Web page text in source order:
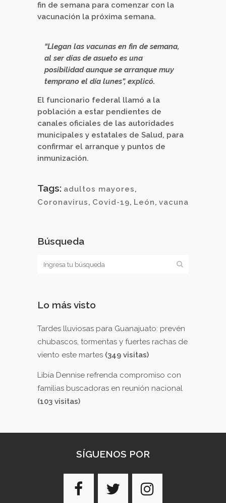
fin de semana para comenzar con la
vacunación la próxima semana.
“Llegan las vacunas en fin de semana,
al ser días de asueto es una
posibilidad aunque se arranque muy
temprano el día lunes”, explicó.
El funcionario federal llamó a la
población a estar pendientes de
canales oficiales de las autoridades
municipales y estatales de Salud, para
confirmar el arranque y puntos de
inmunización.
Tags: adultos mayores,
Coronavirus, Covid-19, León, vacuna
Búsqueda
Lo más visto
Tardes lluviosas para Guanajuato: prevén
chubascos, tormentas y fuertes rachas de
viento este martes (349 visitas)
Libia Dennise refrenda compromiso con
familias buscadoras en reunión nacional
(103 visitas)
SÍGUENOS POR